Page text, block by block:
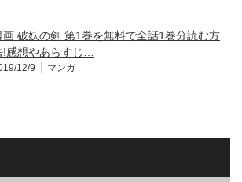
画 破妖の剣 第1巻を無料で全話1巻分読む方
!感想やあらすじ…
12/9 マンガ